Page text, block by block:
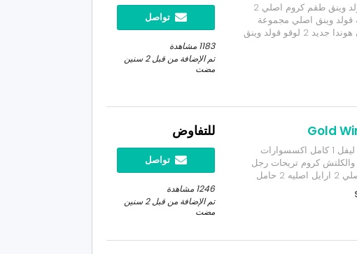
اكسسوارات قولد وينق 2 مقبض يد عالمي قولد وينق طقم كروم اصلي 2
اماميه قولد وينق اصلي مجموعة
التشغيل والريوس ومثبت السرعه كامله اصلي هوندا جديد 2 لوقو قولد وينق
غطاء اصبات اشا...
تواصل
1183 مشاهدة
تم الإضافة من قبل 2 سنين
مضت
قولد وينق 2003 هوندا ( رحال ) Gold Wing ليفل 1 كامل اكسسوارات
والكلتش كروم تريحات رجل
كروم خلفية وامامية ريموت كنترول 2 مفتاح اصلي 2 ارايل اصليه 2 حامل
ليدات مساعدات اماميه
للتفاوض
تواصل
1246 مشاهدة
تم الإضافة من قبل 2 سنين
مضت